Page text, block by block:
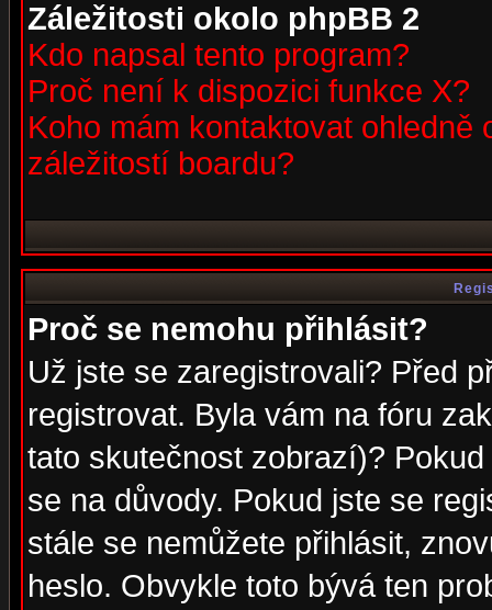
Záležitosti okolo phpBB 2
Kdo napsal tento program?
Proč není k dispozici funkce X?
Koho mám kontaktovat
záležitostí boardu?
Proč se nemohu přihlásit?
Už jste se zaregistrovali? Před
registrovat. Byla vám na fóru
tato skutečnost zobrazí)?
se na důvody. Pokud jste se
stále se nemůžete přihlásit,
heslo. Obvykle toto bývá ten